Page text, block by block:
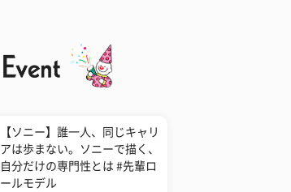
【ソニー】誰一人、同じキャリ
アは歩まない。ソニーで描く、
自分だけの専門性とは #先輩ロ
ールモデル